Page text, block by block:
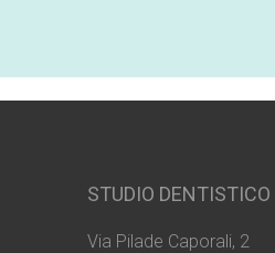
STUDIO DENTISTICO
Via Pilade Caporali, 2